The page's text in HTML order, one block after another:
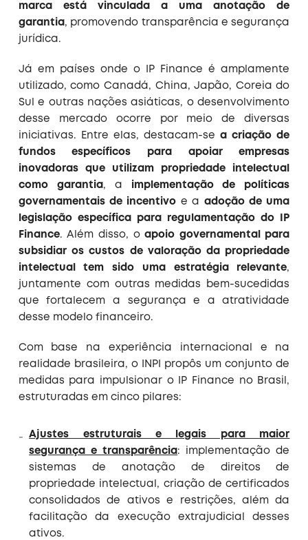
marca está vinculada a uma anotação de
garantia, promovendo transparência e segurança
jurídica.
Já em países onde o IP Finance é amplamente
utilizado, como Canadá, China, Japão, Coreia do
Sul e outras nações asiáticas, o desenvolvimento
desse mercado ocorre por meio de diversas
iniciativas. Entre elas, destacam-sea criação de
fundos específicos para apoiar empresas
inovadoras que utilizam propriedade intelectual
como garantia, a
implementação de políticas
governamentais de incentivo e a adoção de uma
legislação específica para regulamentação do IP
Finance. Além disso, oapoio governamental para
subsidiar os custos de valoração da propriedade
intelectual tem sido uma estratégia relevante,
juntamente com outras medidas bem-sucedidas
que fortalecem a segurança e a atratividade
desse modelo financeiro.
Com base na experiência internacional e na
realidade brasileira, o INPI propôs um conjunto de
medidas para impulsionar o IP Finance no Brasil,
estruturadas em cinco pilares:
Ajustes estruturais e legais para maior
segurança e transparência : implementação de
sistemas de anotação de direitos de
propriedade intelectual, criação de certificados
consolidados de ativos e restrições, além da
facilitação da execução extrajudicial desses
ativos.